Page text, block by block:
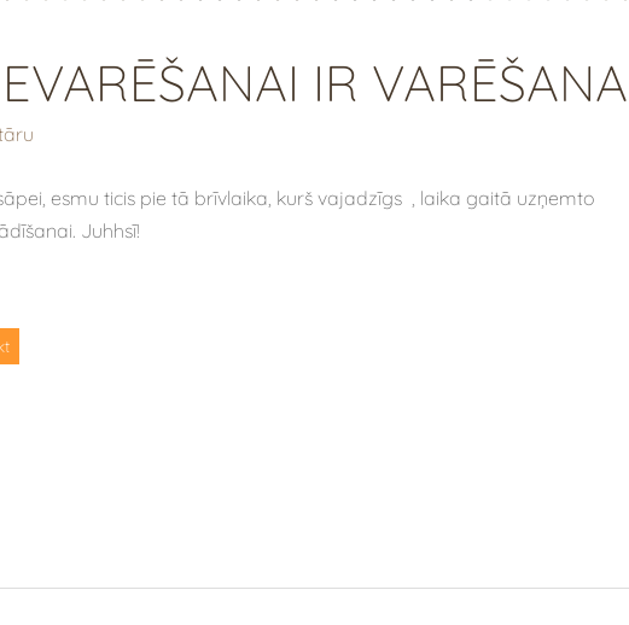
IR VARĒŠANA
esmu ticis pie tā brīvlaika, kurš vajadzīgs , laika gaitā uzņemto
Juhhsī!